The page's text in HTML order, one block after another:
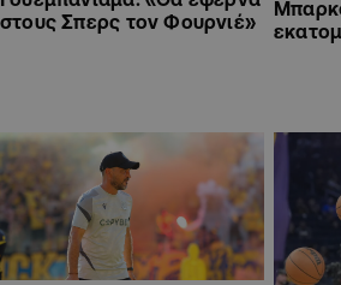
στους Σπερς τον Φουρνιέ»